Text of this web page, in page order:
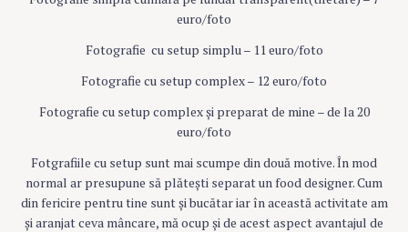
euro/foto
Fotografie cu setup simplu – 11 euro/foto
Fotografie cu setup complex – 12 euro/foto
Fotografie cu setup complex și preparat de mine – de la 20
euro/foto
Fotgrafiile cu setup sunt mai scumpe din două motive. În mod
normal ar presupune să plătești separat un food designer. Cum
din fericire pentru tine sunt și bucătar iar în această activitate am
și aranjat ceva mâncare, mă ocup și de acest aspect avantajul de